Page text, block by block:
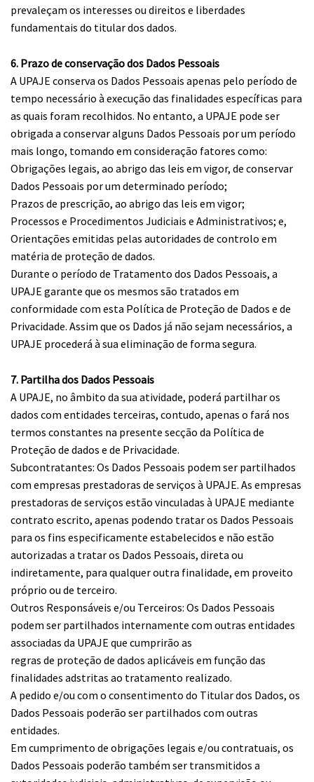
prevaleçam os interesses ou direitos e liberdades
fundamentais do titular dos dados.
6. Prazo de conservação dos Dados Pessoais
A UPAJE conserva os Dados Pessoais apenas pelo período de
tempo necessário à execução das finalidades específicas para
as quais foram recolhidos. No entanto, a UPAJE pode ser
obrigada a conservar alguns Dados Pessoais por um período
mais longo, tomando em consideração fatores como:
Obrigações legais, ao abrigo das leis em vigor, de conservar
Dados Pessoais por um determinado período;
Prazos de prescrição, ao abrigo das leis em vigor;
Processos e Procedimentos Judiciais e Administrativos; e,
Orientações emitidas pelas autoridades de controlo em
matéria de proteção de dados.
Durante o período de Tratamento dos Dados Pessoais, a
UPAJE garante que os mesmos são tratados em
conformidade com esta Política de Proteção de Dados e de
Privacidade. Assim que os Dados já não sejam necessários, a
UPAJE procederá à sua eliminação de forma segura.
7. Partilha dos Dados Pessoais
A UPAJE, no âmbito da sua atividade, poderá partilhar os
dados com entidades terceiras, contudo, apenas o fará nos
termos constantes na presente secção da Política de
Proteção de dados e de Privacidade.
Subcontratantes: Os Dados Pessoais podem ser partilhados
com empresas prestadoras de serviços à UPAJE. As empresas
prestadoras de serviços estão vinculadas à UPAJE mediante
contrato escrito, apenas podendo tratar os Dados Pessoais
para os fins especificamente estabelecidos e não estão
autorizadas a tratar os Dados Pessoais, direta ou
indiretamente, para qualquer outra finalidade, em proveito
próprio ou de terceiro.
Outros Responsáveis e/ou Terceiros: Os Dados Pessoais
podem ser partilhados internamente com outras entidades
associadas da UPAJE que cumprirão as
regras de proteção de dados aplicáveis em função das
finalidades adstritas ao tratamento realizado.
A pedido e/ou com o consentimento do Titular dos Dados, os
Dados Pessoais poderão ser partilhados com outras
entidades.
Em cumprimento de obrigações legais e/ou contratuais, os
Dados Pessoais poderão também ser transmitidos a